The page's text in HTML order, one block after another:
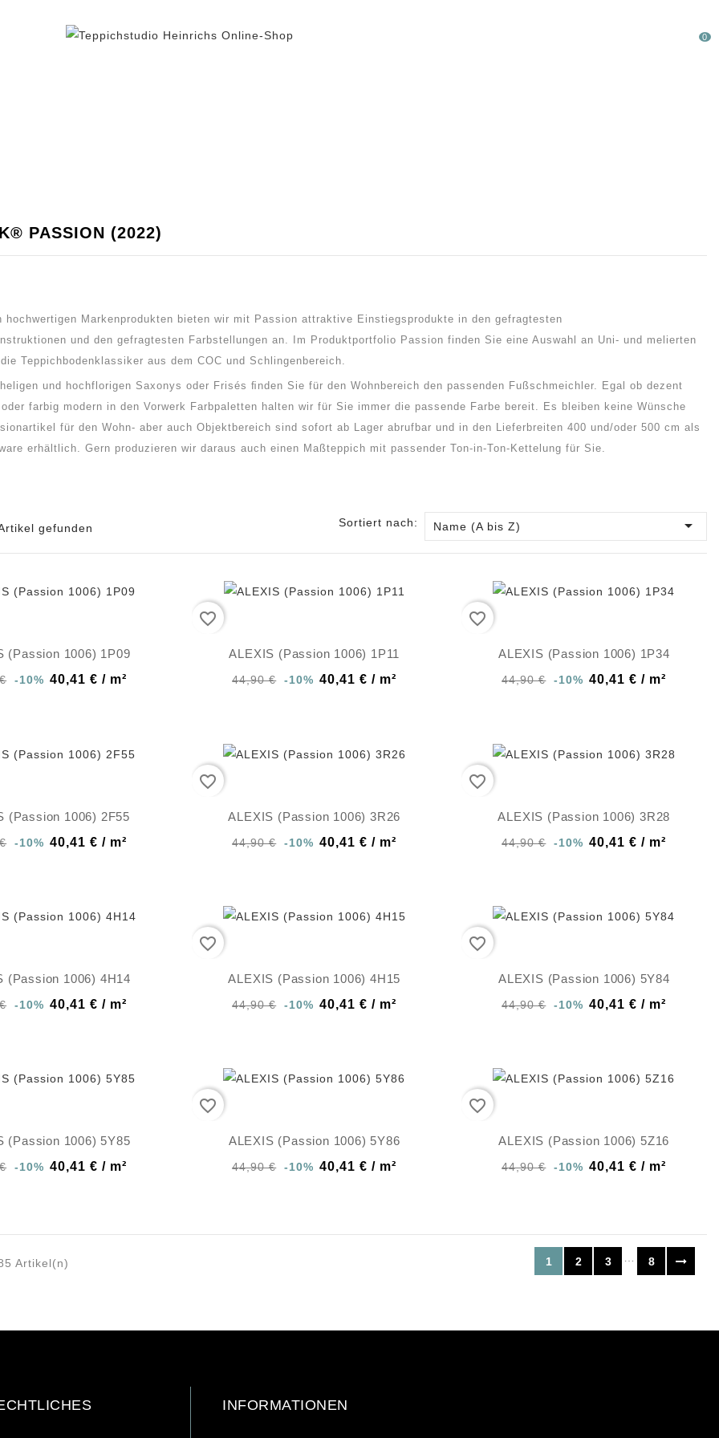
0
PASSION (2022)
hochwertigen Markenprodukten bieten wir mit Passion attraktive Einstiegsprodukte in den gefragtesten
und den gefragtesten Farbstellungen an. Im Produktportfolio Passion finden Sie eine Auswahl an Uni- und melierten
Teppichbodenklassiker aus dem COC und Schlingenbereich.
und hochflorigen Saxonys oder Frisés ﬁnden Sie für den Wohnbereich den passenden Fußschmeichler. Egal ob dezent
farbig modern in den Vorwerk Farbpaletten halten wir für Sie immer die passende Farbe bereit. Es bleiben keine Wünsche
für den Wohn- aber auch Objektbereich sind sofort ab Lager abrufbar und in den Lieferbreiten 400 und/oder 500 cm als
erhältlich. Gern produzieren wir daraus auch einen Maßteppich mit passender Ton-in-Ton-Kettelung für Sie.
gefunden Sortiert nach: Name (A bis Z) 
(Passion 1006) 1P09
-10% 40,41 € / m²
favorite_border
ALEXIS (Passion 1006) 1P11
44,90 € -10% 40,41 € / m²
favorite_border
ALEXIS (Passion 1006) 1P34
44,90 € -10% 40,41 € / m²
(Passion 1006) 2F55
-10% 40,41 € / m²
favorite_border
ALEXIS (Passion 1006) 3R26
44,90 € -10% 40,41 € / m²
favorite_border
ALEXIS (Passion 1006) 3R28
44,90 € -10% 40,41 € / m²
(Passion 1006) 4H14
-10% 40,41 € / m²
favorite_border
ALEXIS (Passion 1006) 4H15
44,90 € -10% 40,41 € / m²
favorite_border
ALEXIS (Passion 1006) 5Y84
44,90 € -10% 40,41 € / m²
(Passion 1006) 5Y85
-10% 40,41 € / m²
favorite_border
ALEXIS (Passion 1006) 5Y86
44,90 € -10% 40,41 € / m²
favorite_border
ALEXIS (Passion 1006) 5Z16
44,90 € -10% 40,41 € / m²
Artikel(n) 1 2 3 8
INFORMATIONEN